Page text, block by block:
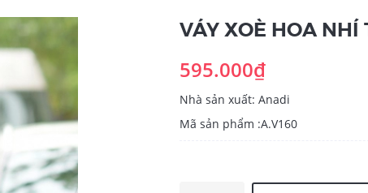
VÁY XOÈ HOA
595.000₫
Nhà sản xuất: Anadi
Mã sản phẩm :A.V160